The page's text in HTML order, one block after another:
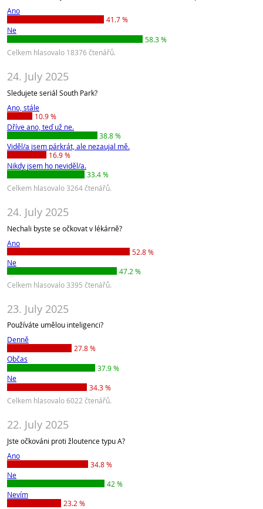
Ano
41.7 %
Ne
58.3 %
Celkem hlasovalo 18376 čtenářů.
24. July 2025
Sledujete seriál South Park?
Ano, stále
10.9 %
Dříve ano, teď už ne.
38.8 %
Viděl/a jsem párkrát, ale nezaujal mě.
16.9 %
Nikdy jsem ho neviděl/a.
33.4 %
Celkem hlasovalo 3264 čtenářů.
24. July 2025
Nechali byste se očkovat v lékárně?
Ano
52.8 %
Ne
47.2 %
Celkem hlasovalo 3395 čtenářů.
23. July 2025
Používáte umělou inteligenci?
Denně
27.8 %
Občas
37.9 %
Ne
34.3 %
Celkem hlasovalo 6022 čtenářů.
22. July 2025
Jste očkováni proti žloutence typu A?
Ano
34.8 %
Ne
42 %
Nevím
23.2 %